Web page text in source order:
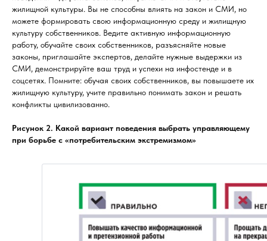
жилищной культуры. Вы не способны влиять на закон и СМИ, но
можете формировать свою информационную среду и жилищную
культуру собственников. Ведите активную информационную
работу, обучайте своих собственников, разъясняйте новые
законы, приглашайте экспертов, делайте нужные выдержки из
СМИ, демонстрируйте ваш труд и успехи на инфостенде и в
соцсетях. Помните: обучая своих собственников, вы повышаете их
жилищную культуру, учите правильно понимать закон и решать
конфликты цивилизованно.
Рисунок 2. Какой вариант поведения выбрать управляющему
при борьбе с «потребительским экстремизмом»